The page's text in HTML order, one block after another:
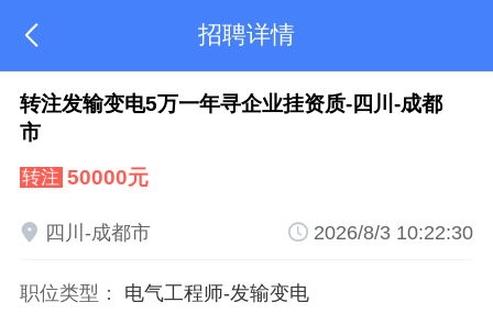
 招聘详情
转注发输变电5万一年寻企业挂资质-四川-成都
市
转注 50000元
 四川-成都市  2026/8/3 10:22:30
职位类型： 电气工程师-发输变电